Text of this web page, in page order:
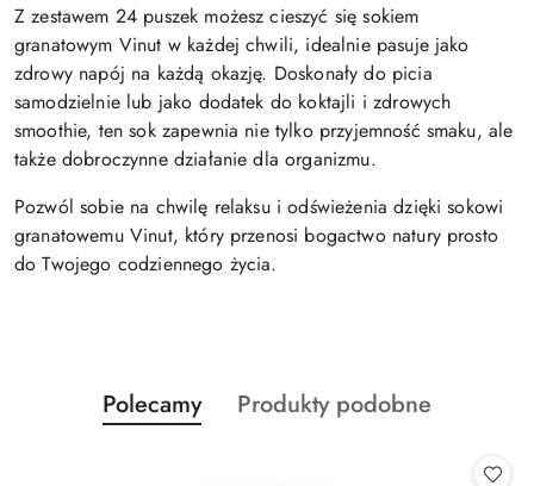
Z zestawem 24 puszek możesz cieszyć się sokiem
granatowym Vinut w każdej chwili, idealnie pasuje jako
zdrowy napój na każdą okazję. Doskonały do picia
samodzielnie lub jako dodatek do koktajli i zdrowych
smoothie, ten sok zapewnia nie tylko przyjemność smaku, ale
także dobroczynne działanie dla organizmu.
Pozwól sobie na chwilę relaksu i odświeżenia dzięki sokowi
granatowemu Vinut, który przenosi bogactwo natury prosto
do Twojego codziennego życia.
Pomiń karuzelę produktów
Produkty
o
Polecamy
Produkty
Produkty podobne